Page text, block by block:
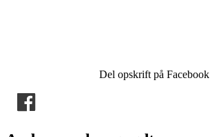
Del opskrift på Facebook